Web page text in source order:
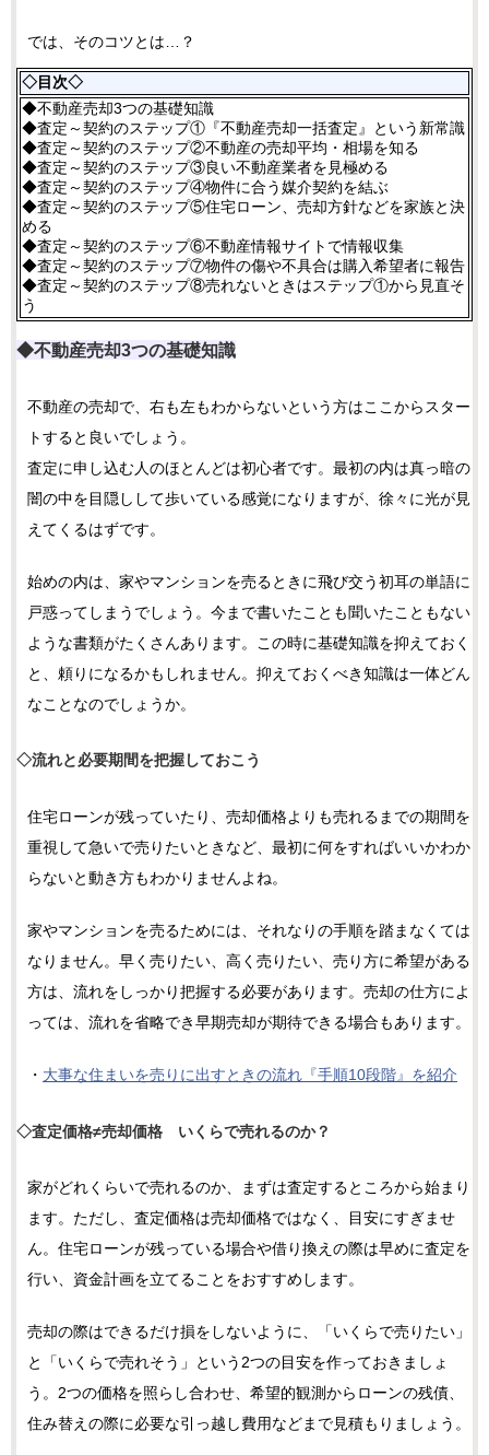
では、そのコツとは…？
◇目次◇
◆不動産売却3つの基礎知識
◆査定～契約のステップ①『不動産売却一括査定』という新常識
◆査定～契約のステップ②不動産の売却平均・相場を知る
◆査定～契約のステップ③良い不動産業者を見極める
◆査定～契約のステップ④物件に合う媒介契約を結ぶ
◆査定～契約のステップ⑤住宅ローン、売却方針などを家族と決
める
◆査定～契約のステップ⑥不動産情報サイトで情報収集
◆査定～契約のステップ⑦物件の傷や不具合は購入希望者に報告
◆査定～契約のステップ⑧売れないときはステップ①から見直そ
う
◆不動産売却3つの基礎知識
不動産の売却で、右も左もわからないという方はここからスター
トすると良いでしょう。
査定に申し込む人のほとんどは初心者です。最初の内は真っ暗の
闇の中を目隠しして歩いている感覚になりますが、徐々に光が見
えてくるはずです。
始めの内は、家やマンションを売るときに飛び交う初耳の単語に
戸惑ってしまうでしょう。今まで書いたことも聞いたこともない
ような書類がたくさんあります。この時に基礎知識を抑えておく
と、頼りになるかもしれません。抑えておくべき知識は一体どん
なことなのでしょうか。
◇流れと必要期間を把握しておこう
住宅ローンが残っていたり、売却価格よりも売れるまでの期間を
重視して急いで売りたいときなど、最初に何をすればいいかわか
らないと動き方もわかりませんよね。
家やマンションを売るためには、それなりの手順を踏まなくては
なりません。早く売りたい、高く売りたい、売り方に希望がある
方は、流れをしっかり把握する必要があります。売却の仕方によ
っては、流れを省略でき早期売却が期待できる場合もあります。
・ 大事な住まいを売りに出すときの流れ『手順10段階』を紹介
◇査定価格≠売却価格 いくらで売れるのか？
家がどれくらいで売れるのか、まずは査定するところから始まり
ます。ただし、査定価格は売却価格ではなく、目安にすぎませ
ん。住宅ローンが残っている場合や借り換えの際は早めに査定を
行い、資金計画を立てることをおすすめします。
売却の際はできるだけ損をしないように、「いくらで売りたい」
と「いくらで売れそう」という2つの目安を作っておきましょ
う。2つの価格を照らし合わせ、希望的観測からローンの残債、
住み替えの際に必要な引っ越し費用などまで見積もりましょう。